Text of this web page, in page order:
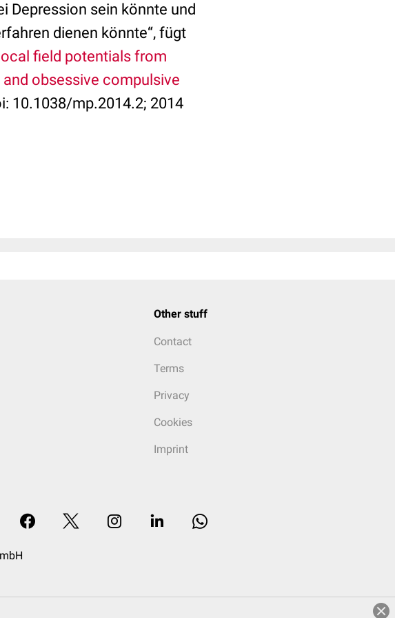
Depression sein könnte und
dienen könnte“, fügt
field potentials from
obsessive compulsive
10.1038/mp.2014.2; 2014
Other stuff
Contact
Terms
Privacy
Cookies
Imprint